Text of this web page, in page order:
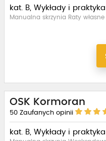
kat. B, Wykłady i praktyka
Manualna skrzynia Raty
OSK Kormoran
50 Zaufanych opinii
kat. B, Wykłady i praktyka